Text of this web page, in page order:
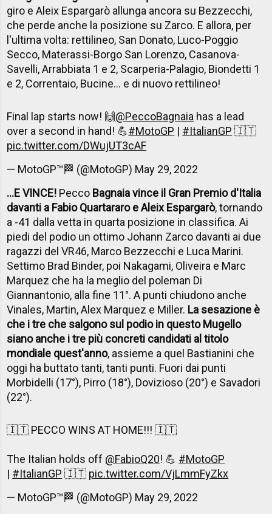
giro e Aleix Espargarò allunga ancora su Bezzecchi,
che perde anche la posizione su Zarco. E allora, per
l'ultima volta: rettilineo, San Donato, Luco-Poggio
Secco, Materassi-Borgo San Lorenzo, Casanova-
Savelli, Arrabbiata 1 e 2, Scarperia-Palagio, Biondetti 1
e 2, Correntaio, Bucine... e di nuovo rettilineo!
Final lap starts now! 🙌@PeccoBagnaia has a lead
over a second in hand! 💪#MotoGP | #ItalianGP 🇮🇹
pic.twitter.com/DWujUT3cAF
— MotoGP™🏁 (@MotoGP) May 29, 2022
...E VINCE! Pecco Bagnaia vince il Gran Premio d'Italia
davanti a Fabio Quartararo e Aleix Espargarò, tornando
a -41 dalla vetta in quarta posizione in classifica. Ai
piedi del podio un ottimo Johann Zarco davanti ai due
ragazzi del VR46, Marco Bezzecchi e Luca Marini.
Settimo Brad Binder, poi Nakagami, Oliveira e Marc
Marquez che ha la meglio del poleman Di
Giannantonio, alla fine 11°. A punti chiudono anche
Vinales, Martin, Alex Marquez e Miller. La sesazione è
che i tre che salgono sul podio in questo Mugello
siano anche i tre più concreti candidati al titolo
mondiale quest'anno, assieme a quel Bastianini che
oggi ha buttato tanti, tanti punti. Fuori dai punti
Morbidelli (17°), Pirro (18°), Dovizioso (20°) e Savadori
(22°).
🇮🇹 PECCO WINS AT HOME!!! 🇮🇹
The Italian holds off @FabioQ20! 💪 #MotoGP
| #ItalianGP 🇮🇹 pic.twitter.com/VjLmmFyZkx
— MotoGP™🏁 (@MotoGP) May 29, 2022